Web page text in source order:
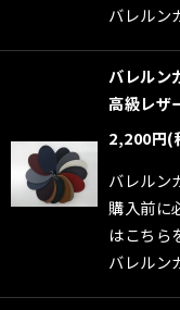
バレルン
バレルン
高級レザ
2,200円(
バレルン
購入前に
はこちら
バレルン